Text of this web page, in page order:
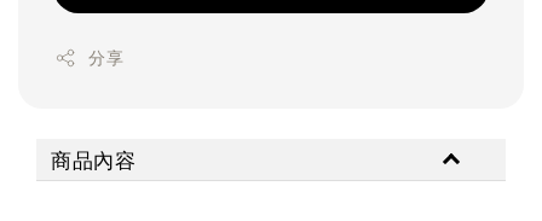
分享
商品內容